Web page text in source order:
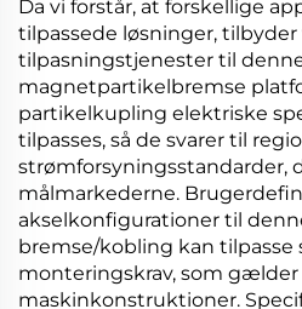
Da vi forstår, at forskellige
tilpassede løsninger,
tilpasningstjenester til
magnetpartikelbremse
partikelkupling elektriske
tilpasses, så de svarer til
strømforsyningsstandarder,
målmarkederne.
akselkonfigurationer til
bremse/kobling kan tilpasse
monteringskrav, som gælder
maskinkonstruktioner.